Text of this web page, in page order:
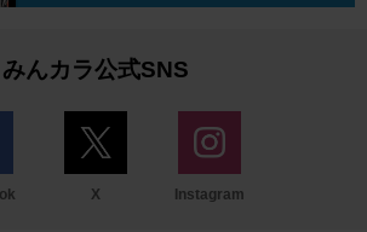
みんカラ公式SNS
X Instagram